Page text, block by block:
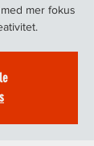
mer fokus